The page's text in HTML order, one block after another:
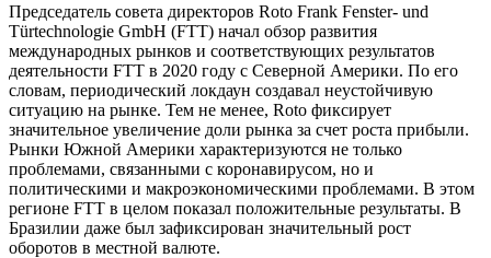
Председатель совета директоров Roto Frank Fenster- und
Türtechnologie GmbH (FTT) начал обзор развития
международных рынков и соответствующих результатов
деятельности FTT в 2020 году с Северной Америки. По его
словам, периодический локдаун создавал неустойчивую
ситуацию на рынке. Тем не менее, Roto фиксирует
значительное увеличение доли рынка за счет роста прибыли.
Рынки Южной Америки характеризуются не только
проблемами, связанными с коронавирусом, но и
политическими и макроэкономическими проблемами. В этом
регионе FTT в целом показал положительные результаты. В
Бразилии даже был зафиксирован значительный рост
оборотов в местной валюте.